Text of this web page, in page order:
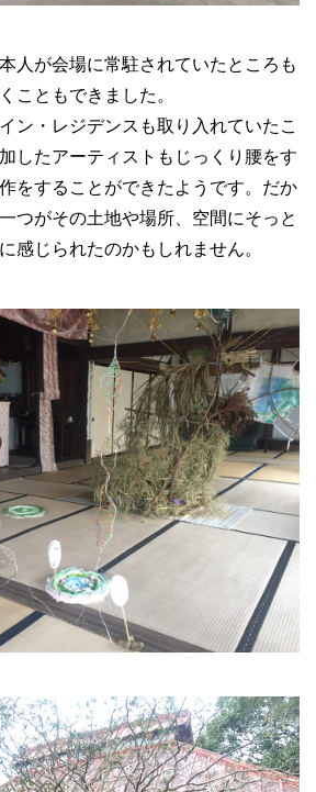
人が会場に常駐されていたところも
こともできました。
ン・レジデンスも取り入れていたこ
したアーティストもじっくり腰をす
をすることができたようです。だか
つがその土地や場所、空間にそっと
感じられたのかもしれません。